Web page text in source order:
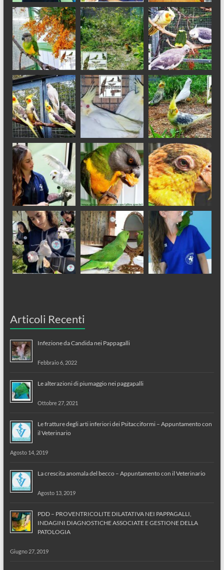
Articoli Recenti
Infezione da Candida nei Pappagalli
Febbraio 6, 2022
Le alterazioni di piumaggio nei paggapalli
Ottobre 27, 2021
Le fratture degli arti inferiori dei Psitacciformi – Appuntamento con
il Veterinario
Agosto 14, 2019
La crescita anomala del becco – Appuntamento con il Veterinario
Agosto 13, 2019
PDD – PROVENTRICOLITE DILATATIVA NEI PAPPAGALLI,
INDAGINI DIAGNOSTICHE ASSOCIATE E GESTIONE DELLA
PATOLOGIA
Giugno 27, 2019